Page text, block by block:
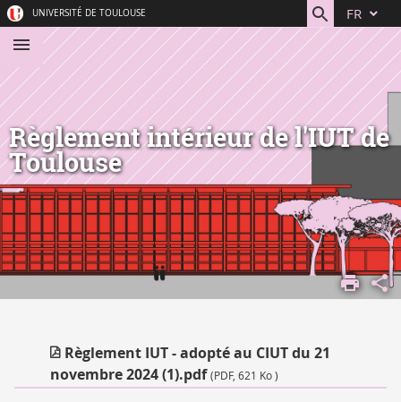
au
contenu
directs
UNIVERSITÉ DE TOULOUSE FR
Règlement intérieur de l'IUT de
Toulouse
ACCUEIL
COMPRENDRE
INSTITUTIONNELLE
STATUTS ET
Règlement IUT - adopté au CIUT du 21
novembre 2024 (1).pdf(PDF, 621 Ko )